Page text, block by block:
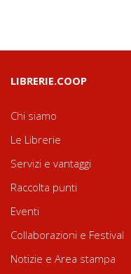
LIBRERIE.COOP
Chi siamo
Le Librerie
Servizi e vantaggi
Raccolta punti
Eventi
Collaborazioni e Festival
Notizie e Area stampa